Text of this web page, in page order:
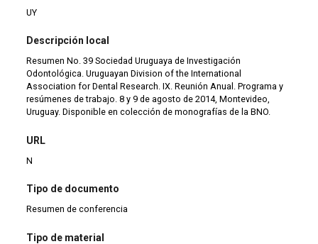
UY
Descripción local
Resumen No. 39 Sociedad Uruguaya de Investigación
Odontológica. Uruguayan Division of the International
Association for Dental Research. IX. Reunión Anual. Programa y
resúmenes de trabajo. 8 y 9 de agosto de 2014, Montevideo,
Uruguay. Disponible en colección de monografías de la BNO.
URL
N
Tipo de documento
Resumen de conferencia
Tipo de material